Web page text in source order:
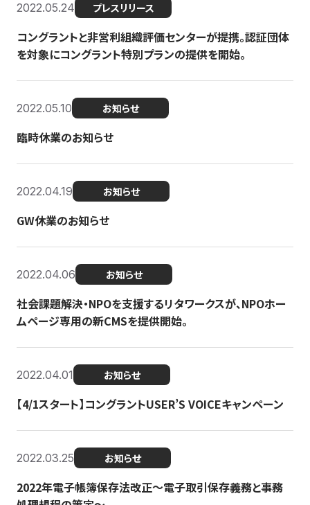
2022.05.24 プレスリリース
コングラントと非営利組織評価センターが提携。認証団体
を対象にコングラント特別プランの提供を開始。
2022.05.10 お知らせ
臨時休業のお知らせ
2022.04.19 お知らせ
GW休業のお知らせ
2022.04.06 お知らせ
社会課題解決・NPOを支援するリタワークスが、NPOホー
ムページ専用の新CMSを提供開始。
2022.04.01 お知らせ
【4/1スタート】コングラントUSER’S VOICEキャンペーン
2022.03.25 お知らせ
2022年電子帳簿保存法改正～電子取引保存義務と事務